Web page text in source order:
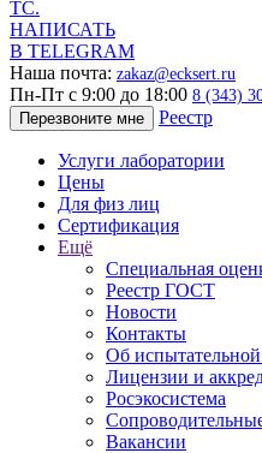
НАПИСАТЬ
В TELEGRAM
Наша почта: zakaz@ecksert.ru
Пн-Пт с 9:00 до 18:00 8 (343)
Перезвоните мне
Реестр
Услуги лаборатории
Цены
Для физ лиц
Сертификация
Ещё
Специальная
Реестр ГОСТ
Новости
Контакты
Об
Лицензии и
Росэкосистема
Вакансии